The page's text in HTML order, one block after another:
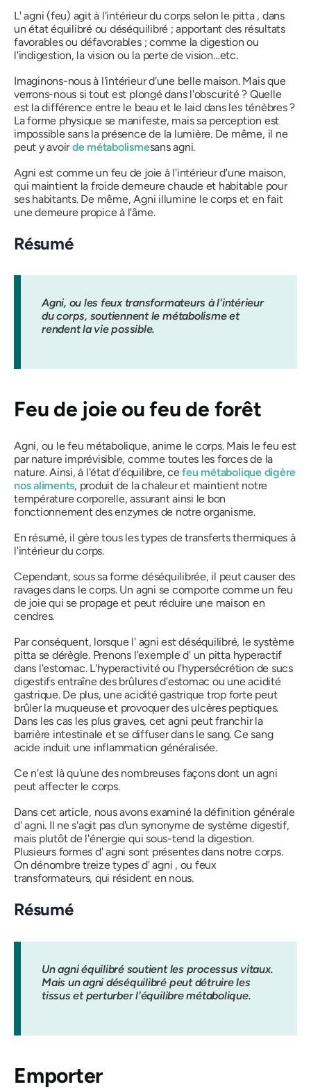
L'agni (feu) agit à l'intérieur du corps selon le pitta, dans
un état équilibré ou déséquilibré ; apportant des résultats
favorables ou défavorables ; comme la digestion ou
l'indigestion, la vision ou la perte de vision…etc.
Imaginons-nous à l'intérieur d'une belle maison. Mais que
verrons-nous si tout est plongé dans l'obscurité ? Quelle
est la différence entre le beau et le laid dans les ténèbres ?
La forme physique se manifeste, mais sa perception est
impossible sans la présence de la lumière. De même, il ne
peut y avoirde métabolismesans agni.
Agni est comme un feu de joie à l'intérieur d'une maison,
qui maintient la froide demeure chaude et habitable pour
ses habitants. De même,Agni illumine le corps et en fait
une demeure propice à l'âme.
Résumé
Agni, ou les feux transformateurs à l'intérieur
du corps, soutiennent le métabolisme et
rendent la vie possible.
Feu de joie ou feu de forêt
Agni, ou le feu métabolique, anime le corps. Mais le feu est
par nature imprévisible, comme toutes les forces de la
nature. Ainsi, à l'état d'équilibre, cefeu métabolique digère
nos aliments, produit de la chaleur et maintient notre
température corporelle, assurant ainsi le bon
fonctionnement des enzymes de notre organisme.
En résumé, il gère tous les types de transferts thermiques à
l'intérieur du corps.
Cependant, sous sa forme déséquilibrée, il peut causer des
ravages dans le corps. Un agni se comporte comme un feu
de joie qui se propage et peut réduire une maison en
cendres.
Par conséquent, lorsque l' agni est déséquilibré, le système
pittase dérègle. Prenons l'exemple d' un pittahyperactif
dans l'estomac. L'hyperactivité ou l'hypersécrétion de sucs
digestifs entraîne des brûlures d'estomac ou une acidité
gastrique. De plus, une acidité gastrique trop forte peut
brûler la muqueuse et provoquer des ulcères peptiques.
Dans les cas les plus graves, cet agni peut franchir la
barrière intestinale et se diffuser dans le sang. Ce sang
acide induit une inflammation généralisée.
Ce n'est là qu'une des nombreuses façons dont unagni
peut affecter le corps.
Dans cet article, nous avons examiné la définition générale
d'agni. Il ne s'agit pas d'un synonyme de système digestif,
mais plutôt de l'énergie qui sous-tend la digestion.
Plusieurs formes d'agni sont présentes dans notre corps.
On dénombre treize types d'agni , ou feux
transformateurs, qui résident en nous.
Résumé
Un agni équilibré soutient les processus vitaux.
Mais un agni déséquilibré peut détruire les
tissus et perturber l'équilibre métabolique.
Emporter